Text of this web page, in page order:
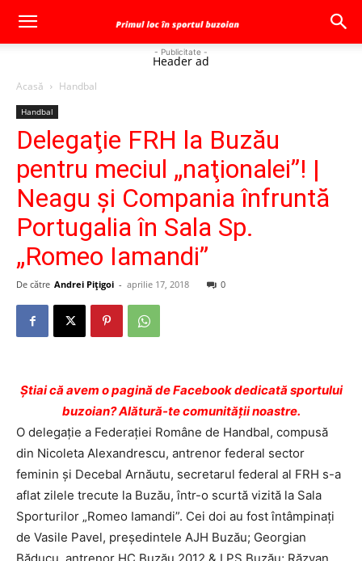
- Publicitate -
Header ad
Acasă Handbal
Handbal
Delegaţie FRH la Buzău
pentru meciul „naţionalei”! |
Neagu şi Compania înfruntă
Portugalia în Sala Sp.
„Romeo Iamandi”
De către Andrei Pițigoi - aprilie 17, 2018 0
Ştiai că avem o pagină de Facebook dedicată sportului
buzoian? Alătură-te comunității noastre.
O delegaţie a Federaţiei Române de Handbal, compusă
din Nicoleta Alexandrescu, antrenor federal sector
feminin şi Decebal Arnăutu, secretarul federal al FRH s-a
aflat zilele trecute la Buzău, într-o scurtă vizită la Sala
Sporturilor „Romeo Iamandi”. Cei doi au fost întâmpinaţi
de Vasile Pavel, preşedintele AJH Buzău; Georgian